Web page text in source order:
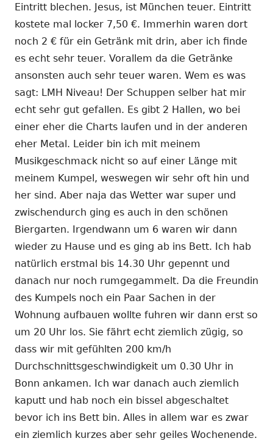
Eintritt blechen. Jesus, ist München teuer. Eintritt
kostete mal locker 7,50 €. Immerhin waren dort
noch 2 € für ein Getränk mit drin, aber ich finde
es echt sehr teuer. Vorallem da die Getränke
ansonsten auch sehr teuer waren. Wem es was
sagt: LMH Niveau! Der Schuppen selber hat mir
echt sehr gut gefallen. Es gibt 2 Hallen, wo bei
einer eher die Charts laufen und in der anderen
eher Metal. Leider bin ich mit meinem
Musikgeschmack nicht so auf einer Länge mit
meinem Kumpel, weswegen wir sehr oft hin und
her sind. Aber naja das Wetter war super und
zwischendurch ging es auch in den schönen
Biergarten. Irgendwann um 6 waren wir dann
wieder zu Hause und es ging ab ins Bett. Ich hab
natürlich erstmal bis 14.30 Uhr gepennt und
danach nur noch rumgegammelt. Da die Freundin
des Kumpels noch ein Paar Sachen in der
Wohnung aufbauen wollte fuhren wir dann erst so
um 20 Uhr los. Sie fährt echt ziemlich zügig, so
dass wir mit gefühlten 200 km/h
Durchschnittsgeschwindigkeit um 0.30 Uhr in
Bonn ankamen. Ich war danach auch ziemlich
kaputt und hab noch ein bissel abgeschaltet
bevor ich ins Bett bin. Alles in allem war es zwar
ein ziemlich kurzes aber sehr geiles Wochenende.